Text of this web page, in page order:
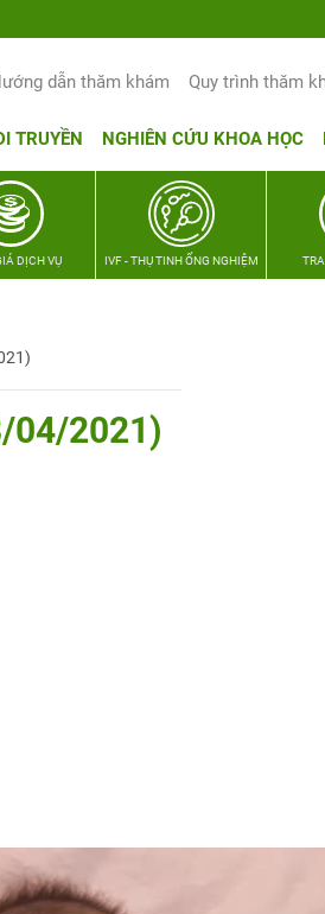
dẫn thăm khám Quy trình thăm
TRUYỀN NGHIÊN CỨU KHOA HỌC
DỊCH VỤ IVF - THỤ TINH ỐNG NGHIỆM
04/2021)